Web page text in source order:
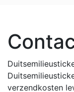
verzendkosten